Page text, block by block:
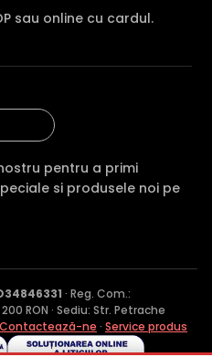
sau online cu cardul.
pentru a primi
si produsele noi pe
· Reg. Com.:
RON · Sediu: Str. Petrache
Contactează-ne · Service produs